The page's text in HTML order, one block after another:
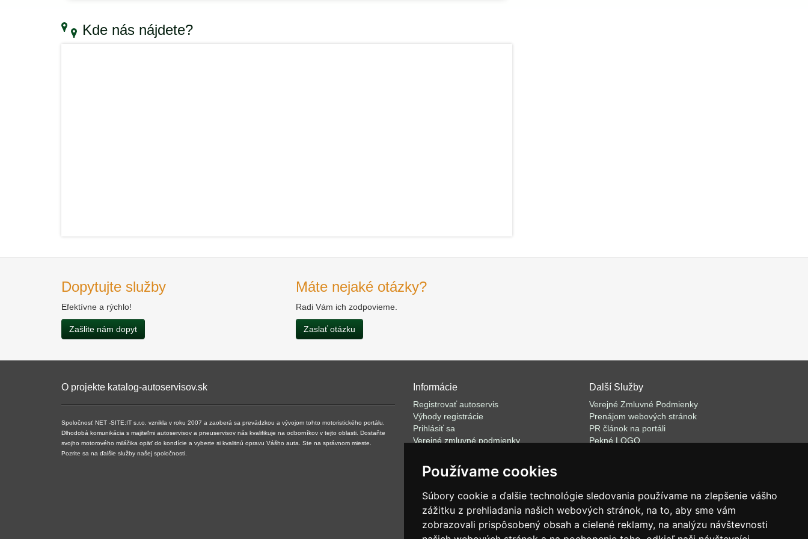
Používame cookies
Súbory cookie a ďalšie technológie sledovania používame na zlepšenie vášho
zážitku z prehliadania našich webových stránok, na to, aby sme vám
zobrazovali prispôsobený obsah a cielené reklamy, na analýzu návštevnosti
Kde nás nájdete?
Dopytujte služby
Efektívne a rýchlo!
Zašlite nám dopyt
Máte nejaké otázky?
Radi Vám ich zodpovieme.
Zaslať otázku
O projekte katalog-autoservisov.sk
Spoločnosť NET -SITE:IT s.r.o. vznikla v roku 2007 a ​​zaoberá sa prevádzkou a vývojom tohto motoristického portálu.
Dlhodobá komunikácia s majiteľmi autoservisov a pneuservisov nás kvalifikuje na odborníkov v tejto oblasti. Dostaňte
svojho motorového miláčika opäť do kondície a vyberte si kvalitnú opravu Vášho auta. Ste na správnom mieste.
Pozrite sa na ďalšie služby našej spoločnosti.
Informácie
Registrovať autoservis
Výhody registrácie
Prihlásiť sa
Verejné zmluvné podmienky
VOP
FAQ
Rýchle vyhľadávanie
Partneri
Ponuka pre mediálne agentúry
O spoločnosti NET -SITE:IT s.r.o.
Další Služby
Verejné Zmluvné Podmienky
Prenájom webových stránok
PR článok na portáli
Pekné LOGO